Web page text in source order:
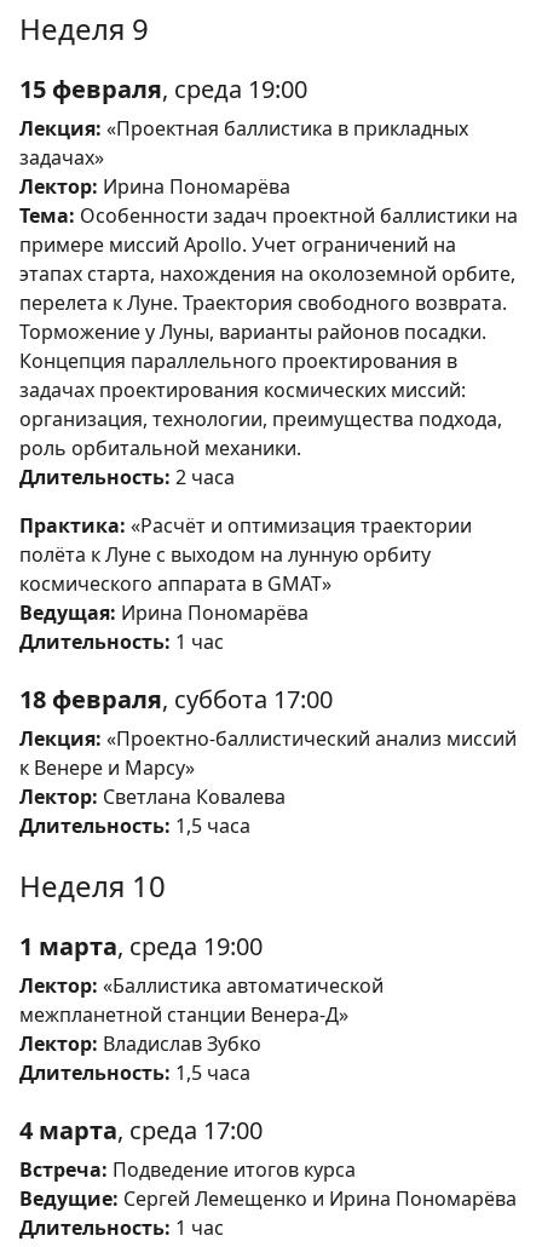
Неделя 9
15 февраля, среда 19:00
Лекция: «Проектная баллистика в прикладных
задачах»
Лектор: Ирина Пономарёва
Тема: Особенности задач проектной баллистики на
примере миссий Apollo. Учет ограничений на
этапах старта, нахождения на околоземной орбите,
перелета к Луне. Траектория свободного возврата.
Торможение у Луны, варианты районов посадки.
Концепция параллельного проектирования в
задачах проектирования космических миссий:
организация, технологии, преимущества подхода,
роль орбитальной механики.
Длительность: 2 часа
Практика: «Расчёт и оптимизация траектории
полёта к Луне с выходом на лунную орбиту
космического аппарата в GMAT»
Ведущая: Ирина Пономарёва
Длительность: 1 час
18 февраля, суббота 17:00
Лекция: «Проектно-баллистический анализ миссий
к Венере и Марсу»
Лектор: Светлана Ковалева
Длительность: 1,5 часа
Неделя 10
1 марта, среда 19:00
Лектор: «Баллистика автоматической
межпланетной станции Венера-Д»
Лектор: Владислав Зубко
Длительность: 1,5 часа
4 марта, среда 17:00
Встреча: Подведение итогов курса
Ведущие: Сергей Лемещенко и Ирина Пономарёва
Длительность: 1 час